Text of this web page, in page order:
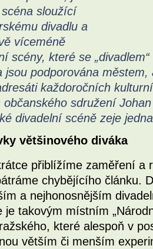
sloužící
divadlu a
víceméně
scény, které se
jsou podporována
každoročních
občanského sdružení
divadelní scéně zeje
většinového diváka
přiblížíme zaměření a
chybějícího článku.
a nejhonosnějším
je takovým místním
které alespoň v
větším či menším